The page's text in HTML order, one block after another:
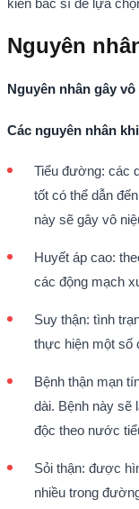
kiến bác sĩ để lựa
Nguyên
Nguyên nhân gây
Các nguyên nhân
Tiểu đường: các
tốt có thể dẫn
này sẽ gây vô
Huyết áp cao:
các động mạch
Suy thận: tình
thực hiện một số
Bệnh thận mạn
dài. Bệnh này sẽ
độc theo nước
Sỏi thận: được
nhiều trong